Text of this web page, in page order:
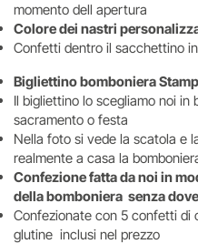
momento dell apertura
Colore dei nastri
Confetti dentro il sacchettino
Bigliettino bomboniera
Il bigliettino lo scegliamo noi in
sacramento o festa
Nella foto si vede la scatola e
realmente a casa la
Confezione fatta da noi in
della bomboniera senza
Confezionate con 5 confetti di
glutine inclusi nel prezzo